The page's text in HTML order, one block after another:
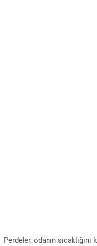
Perdeler, odanın